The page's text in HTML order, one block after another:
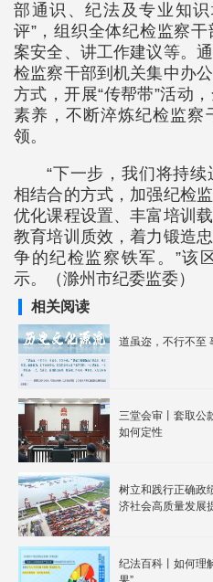
部通识、纪法及专业知
评”，组织全体纪检监察
案安全、讲工作建议等。
检监察干部到机关集中办
方式，开展“传帮带”活动
素养，不断淬炼纪检监察
领。
“下一步，我们将持
相结合的方式，加强纪检
优化课程设置、丰富培训
教育培训质效，着力锻造
争的纪检监察铁军。”该
示。（滁州市纪委监委）
相关阅读
道虽迩，不行不至
三堂会审丨套取公
如何定性
树立和践行正确政
济社会高质量发展
纪法百科丨如何理